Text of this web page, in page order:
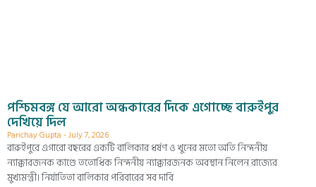
পশ্চিমবঙ্গ যে আরো অন্ধকারের দিকে এগোচ্ছে বারুইপুর
দেখিয়ে দিল
Parichay Gupta July 7, 2026
বারুইপুরে এগারো বছরের একটি বালিকার ধর্ষণ ও খুনের মতো অতি নিন্দনীয়
ন্যাক্কারজনক কাণ্ডে ততোধিক নিন্দনীয় ন্যাক্কারজনক অবস্থান নিলেন রাজ্যের
মুখ্যমন্ত্রী। নির্যাতিতা বালিকার পরিবারের সব দাবি